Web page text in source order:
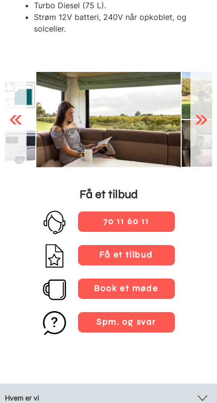
Turbo Diesel (75 L).
Strøm 12V batteri, 240V når opkoblet, og
solceller.
Previous Next
Få et tilbud
70 11 60 11
Få et tilbud
Book et møde
Spm. og svar
Hvem er vi